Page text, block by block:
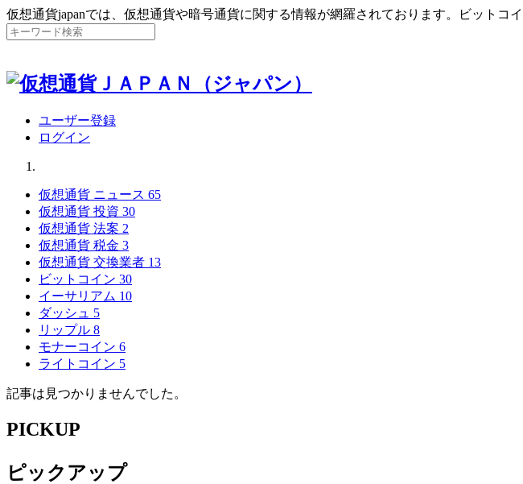
仮想通貨japanでは、仮想通貨や暗号通貨に関する情報が網羅されております。ビット
ユーザー登録
ログイン
仮想通貨 ニュース 65
仮想通貨 投資 30
仮想通貨 法案 2
仮想通貨 税金 3
仮想通貨 交換業者 13
ビットコイン 30
イーサリアム 10
ダッシュ 5
リップル 8
モナーコイン 6
ライトコイン 5
記事は見つかりませんでした。
PICKUP
ピックアップ